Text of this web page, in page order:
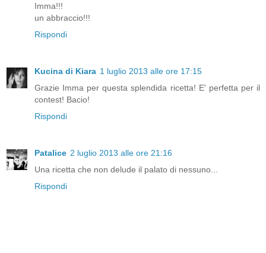
Imma!!!
un abbraccio!!!
Rispondi
Kucina di Kiara 1 luglio 2013 alle ore 17:15
Grazie Imma per questa splendida ricetta! E' perfetta per il
contest! Bacio!
Rispondi
Patalice 2 luglio 2013 alle ore 21:16
Una ricetta che non delude il palato di nessuno...
Rispondi